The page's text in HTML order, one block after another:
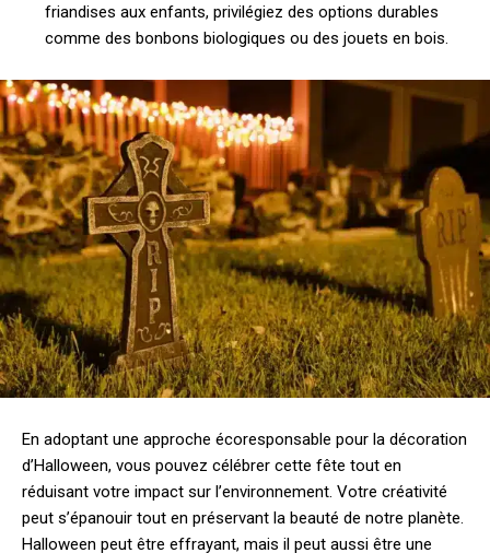
friandises aux enfants, privilégiez des options durables
comme des bonbons biologiques ou des jouets en bois.
En adoptant une approche écoresponsable pour la décoration
d’Halloween, vous pouvez célébrer cette fête tout en
réduisant votre impact sur l’environnement. Votre créativité
peut s’épanouir tout en préservant la beauté de notre planète.
Halloween peut être effrayant, mais il peut aussi être une